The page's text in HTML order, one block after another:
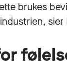
brukes
sier